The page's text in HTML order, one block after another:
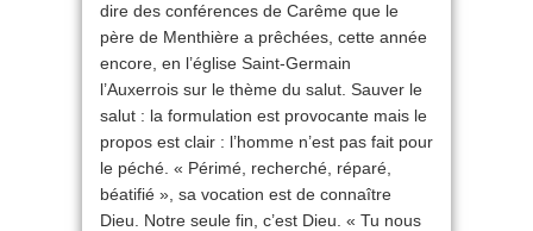
dire des conférences de Carême que le
père de Menthière a prêchées, cette année
encore, en l’église Saint-Germain
l’Auxerrois sur le thème du salut. Sauver le
salut : la formulation est provocante mais le
propos est clair : l’homme n’est pas fait pour
le péché. « Périmé, recherché, réparé,
béatifié », sa vocation est de connaître
Dieu. Notre seule fin, c’est Dieu. « Tu nous